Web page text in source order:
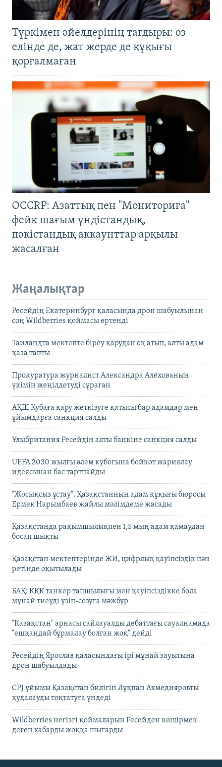
Түркімен әйелдерінің тағдыры: өз
елінде де, жат жерде де құқығы
қорғалмаған
OCCRP: Азаттық пен "Мониториға"
фейк шағым үндістандық,
пәкістандық аккаунттар арқылы
жасалған
Жаңалықтар
Ресейдің Екатеринбург қаласында дрон шабуылынан
соң Wildberries қоймасы өртенді
Таиландта мектепте біреу қарудан оқ атып, алты адам
қаза тапты
Прокуратура журналист Александра Алёхованың
үкімін жеңілдетуді сұраған
АҚШ Кубаға қару жеткізуге қатысы бар адамдар мен
ұйымдарға санкция салды
Ұлыбритания Ресейдің алты банкіне санкция салды
UEFA 2030 жылғы әлем кубогына бойкот жариялау
идеясынан бас тартпайды
"Жосықсыз ұстау". Қазақстанның адам құқығы бюросы
Ермек Нарымбаев жайлы мәлімдеме жасады
Қазақстанда рақымшылықпен 1,5 мың адам қамаудан
босап шықты
Қазақстан мектептерінде ЖИ, цифрлық қауіпсіздік пән
ретінде оқытылады
БАҚ: КҚК танкер тапшылығы мен қауіпсіздікке бола
мұнай тиеуді үзіп-созуға мәжбүр
"Қазақстан" арнасы сайлауалды дебаттағы сауалнамада
"ешқандай бұрмалау болған жоқ" дейді
Ресейдің Ярослав қаласындағы ірі мұнай зауытына
дрон шабуылдады
CPJ ұйымы Қазақстан билігін Лұқпан Ахмедияровты
қудалауды тоқтатуға үндеді
Wildberries негізгі қоймаларын Ресейден көшірмек
деген хабарды жоққа шығарды